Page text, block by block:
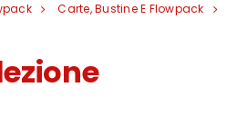
Carte, Bustine E Flowpack